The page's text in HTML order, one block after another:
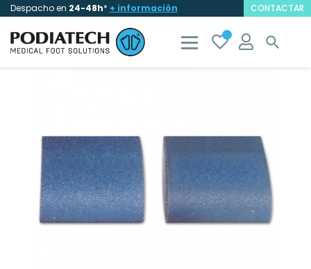
Despacho en 24-48h* + información CONTACTAR
